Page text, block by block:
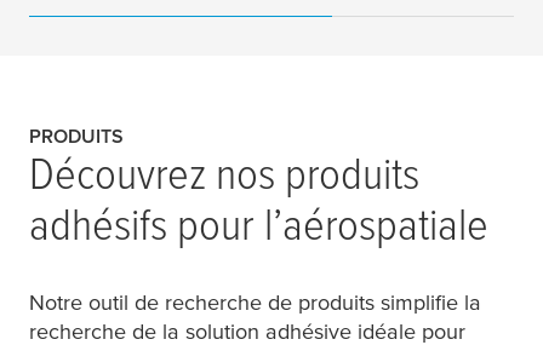
PRODUITS
Découvrez nos produits
adhésifs pour l’aérospatiale
Notre outil de recherche de produits simplifie la
recherche de la solution adhésive idéale pour